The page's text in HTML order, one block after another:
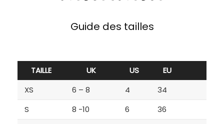
Guide des tailles
TAILLE UK US
EU
XS
6 – 8 4
34
S
8 -10 6
36